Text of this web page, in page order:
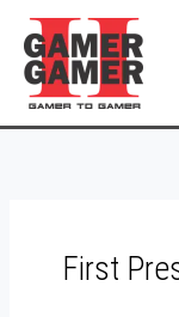
para
conteúdo
First